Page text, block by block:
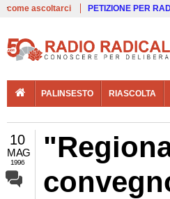
come ascoltarci PETIZIONE PER
PALINSESTO RIASCOLTA
10
MAG
1996